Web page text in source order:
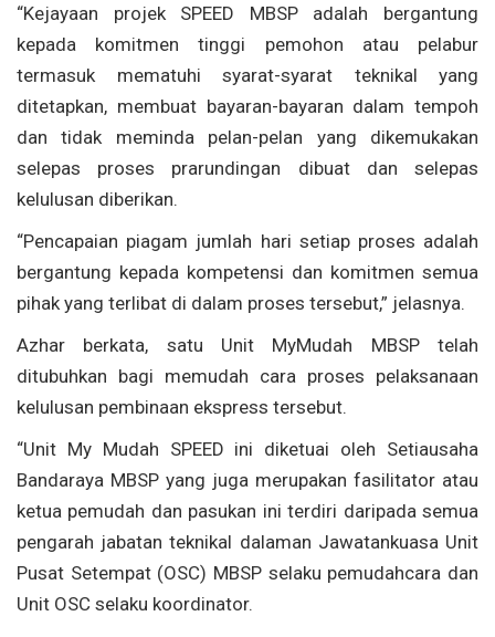
“Kejayaan projek SPEED MBSP adalah bergantung
kepada komitmen tinggi pemohon atau pelabur
termasuk mematuhi syarat-syarat teknikal yang
ditetapkan, membuat bayaran-bayaran dalam tempoh
dan tidak meminda pelan-pelan yang dikemukakan
selepas proses prarundingan dibuat dan selepas
kelulusan diberikan.
“Pencapaian piagam jumlah hari setiap proses adalah
bergantung kepada kompetensi dan komitmen semua
pihak yang terlibat di dalam proses tersebut,” jelasnya.
Azhar berkata, satu Unit MyMudah MBSP telah
ditubuhkan bagi memudah cara proses pelaksanaan
kelulusan pembinaan ekspress tersebut.
“Unit My Mudah SPEED ini diketuai oleh Setiausaha
Bandaraya MBSP yang juga merupakan fasilitator atau
ketua pemudah dan pasukan ini terdiri daripada semua
pengarah jabatan teknikal dalaman Jawatankuasa Unit
Pusat Setempat (OSC) MBSP selaku pemudahcara dan
Unit OSC selaku koordinator.